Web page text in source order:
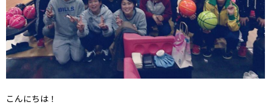
こんにちは！